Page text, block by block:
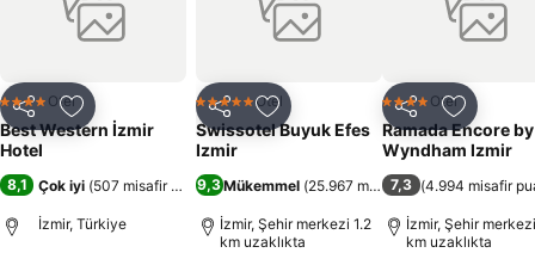
Paylaş Favorilerime ekle
4 Yıldız Otel
Best Western İzmir
Hotel
8,1 Çok iyi (507 misafir puanı)
İzmir, Türkiye
Paylaş Favorilerime ekle
5 Yıldız Otel
Swissotel Buyuk Efes
Izmir
9,3Mükemmel (25.967 misafir puanı)
İzmir, Şehir merkezi 1.2
km uzaklıkta
Paylaş
4 Yıldız Otel
Ramada Encore by
Wyndham Izmir
7,3 (4.994 misafir
İzmir, Şehir
km uzaklıkta